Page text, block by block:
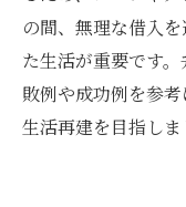
の間、無理な借入
た生活が重要です
敗例や成功例を参
生活再建を目指しま